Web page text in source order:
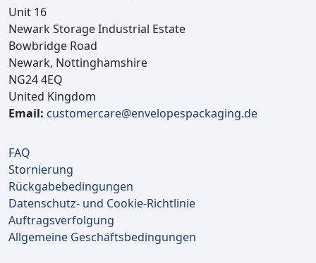
Unit 16
Newark Storage Industrial Estate
Bowbridge Road
Newark, Nottinghamshire
NG24 4EQ
United Kingdom
Email: customercare@envelopespackaging.de
FAQ
Stornierung
Rückgabebedingungen
Datenschutz- und Cookie-Richtlinie
Auftragsverfolgung
Allgemeine Geschäftsbedingungen